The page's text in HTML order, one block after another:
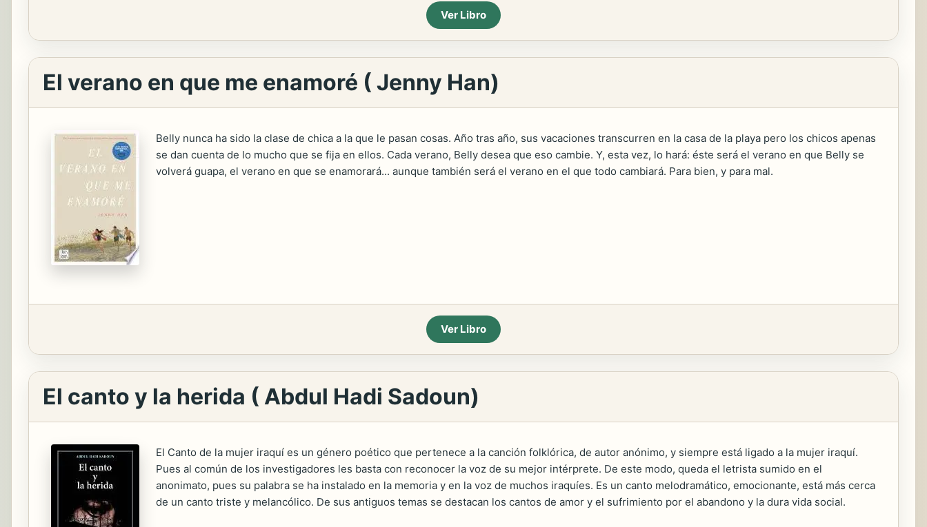
Ver Libro
El verano en que me enamoré ( Jenny Han)
Belly nunca ha sido la clase de chica a la que le pasan cosas. Año tras año, sus vacaciones transcurren en la casa de la playa pero los chicos apenas
se dan cuenta de lo mucho que se fija en ellos. Cada verano, Belly desea que eso cambie. Y, esta vez, lo hará: éste será el verano en que Belly se
volverá guapa, el verano en que se enamorará... aunque también será el verano en el que todo cambiará. Para bien, y para mal.
Ver Libro
El canto y la herida ( Abdul Hadi Sadoun)
El Canto de la mujer iraquí es un género poético que pertenece a la canción folklórica, de autor anónimo, y siempre está ligado a la mujer iraquí.
Pues al común de los investigadores les basta con reconocer la voz de su mejor intérprete. De este modo, queda el letrista sumido en el
anonimato, pues su palabra se ha instalado en la memoria y en la voz de muchos iraquíes. Es un canto melodramático, emocionante, está más cerca
de un canto triste y melancólico. De sus antiguos temas se destacan los cantos de amor y el sufrimiento por el abandono y la dura vida social.